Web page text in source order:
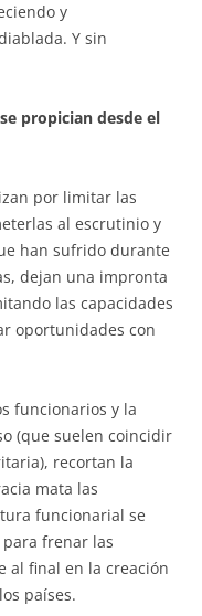
y
Y sin
propician desde el
por limitar las
al escrutinio y
han sufrido durante
dejan una impronta
las capacidades
oportunidades con
funcionarios y la
(que suelen coincidir
recortan la
mata las
funcionarial se
frenar las
al final en la creación
países.